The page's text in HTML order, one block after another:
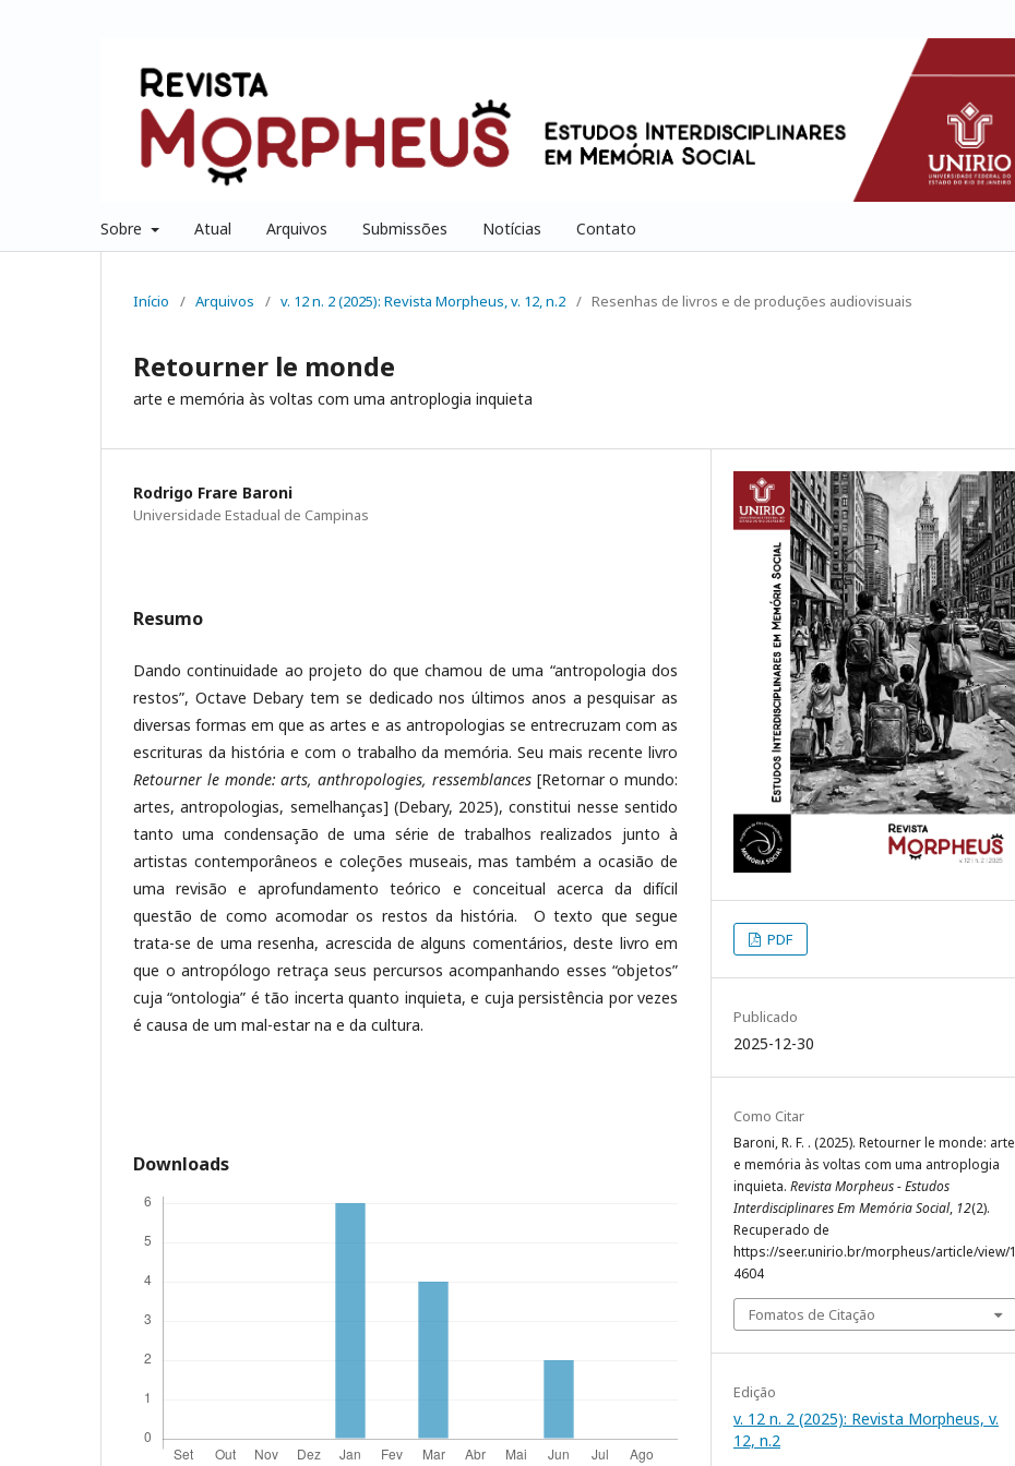
Sobre Atual Arquivos Submissões Notícias Contato
Início / Arquivos / v. 12 n. 2 (2025): Revista Morpheus, v. 12, n.2 / Resenhas de livros e de produções audiovisuais
Retourner le monde
arte e memória às voltas com uma antroplogia inquieta
Rodrigo Frare Baroni
Universidade Estadual de Campinas
Resumo
Dando continuidade ao projeto do que chamou de uma “antropologia dos
restos”, Octave Debary tem se dedicado nos últimos anos a pesquisar as
diversas formas em que as artes e as antropologias se entrecruzam com as
escrituras da história e com o trabalho da memória. Seu mais recente livro
Retourner le monde: arts, anthropologies, ressemblances[Retornar o mundo:
artes, antropologias, semelhanças] (Debary, 2025), constitui nesse sentido
tanto uma condensação de uma série de trabalhos realizados junto à
artistas contemporâneos e coleções museais, mas também a ocasião de
uma revisão e aprofundamento teórico e conceitual acerca da difícil
questão de como acomodar os restos da história. O texto que segue
trata-se de uma resenha, acrescida de alguns comentários, deste livro em
que o antropólogo retraça seus percursos acompanhando esses “objetos”
cuja “ontologia” é tão incerta quanto inquieta, e cuja persistência por vezes
é causa de um mal-estar na e da cultura.
Downloads
PDF
Publicado
2025-12-30
Como Citar
Baroni, R. F. . (2025). Retourner le monde: arte
e memória às voltas com uma antroplogia
inquieta. Revista Morpheus - Estudos
Interdisciplinares Em Memória Social, 12(2).
Recuperado de
https://seer.unirio.br/morpheus/article/view/1
4604
Fomatos de Citação
Edição
v. 12 n. 2 (2025): Revista Morpheus, v.
12, n.2